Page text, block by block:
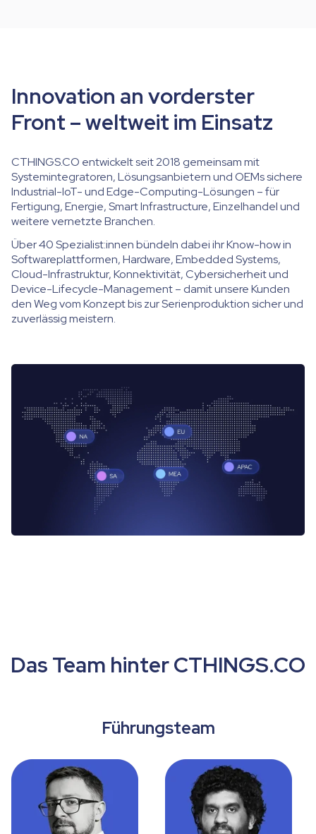
Innovation an vorderster
Front – weltweit im Einsatz
CTHINGS.CO entwickelt seit 2018 gemeinsam mit
Systemintegratoren, Lösungsanbietern und OEMs sichere
Industrial-IoT- und Edge-Computing-Lösungen – für
Fertigung, Energie, Smart Infrastructure, Einzelhandel und
weitere vernetzte Branchen.
Über 40 Spezialist:innen bündeln dabei ihr Know-how in
Softwareplattformen, Hardware, Embedded Systems,
Cloud-Infrastruktur, Konnektivität, Cybersicherheit und
Device-Lifecycle-Management – damit unsere Kunden
den Weg vom Konzept bis zur Serienproduktion sicher und
zuverlässig meistern.
Das Team hinter CTHINGS.CO
Führungsteam